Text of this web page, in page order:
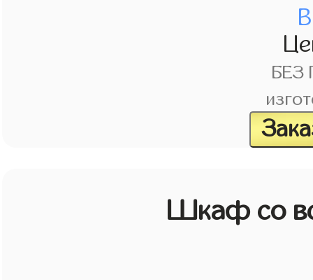
БЕЗ
Шкаф со